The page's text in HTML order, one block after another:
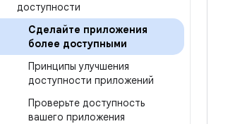
доступности
Сделайте приложения
более доступными
Принципы улучшения
доступности приложений
Проверьте доступность
вашего приложения